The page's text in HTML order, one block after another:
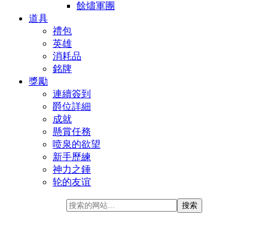
餘燼軍團
道具
禮包
英雄
消耗品
銘牌
獎勵
連續簽到
爵位詳細
成就
懸賞任務
喷泉的欲望
新手歷練
神力之錘
轮的友谊